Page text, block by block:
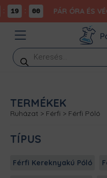
19 00 PÁR ÓRA ÉS
Products
search
TERMÉKEK
Ruházat > Férfi > Férfi Póló
TÍPUS
Férfi Kereknyakú Póló